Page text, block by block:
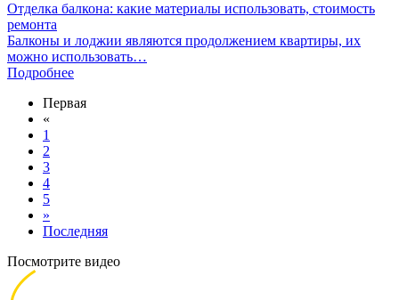
Отделка балкона: какие материалы использовать, стоимость
ремонта
Балконы и лоджии являются продолжением квартиры, их
можно использовать…
Подробнее
Первая
«
1
2
3
4
5
»
Последняя
Посмотрите видео